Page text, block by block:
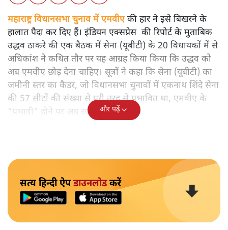
महाराष्ट्र विधानसभा चुनाव में एमवीएकी हार ने इसे बिखरने के
हालात पैदा कर दिए हैं। इंडियन एक्सप्रेस की रिपोर्ट के मुताबिक
उद्धव ठाकरे की एक बैठक में सेना (यूबीटी) के 20 विधायकों में से
अधिकांश ने कथित तौर पर यह आग्रह किया किया कि उद्धव को
अब एमवीए छोड़ देना चाहिए। सूत्रों ने कहा कि सेना (यूबीटी) का
जमीनी स्तर का कैडर, जो विधानसभा चुनावों में एकनाथ शिंदे सेना
की 57 सीटों की संख्या से पूरी तरह से प्रभावित था, एमवीए के
"प्रभावी" होने पर अब सवाल उठा रहा है।
और पढ़ें
सत्य हिन्दी ऐपडाउनलोडकरें